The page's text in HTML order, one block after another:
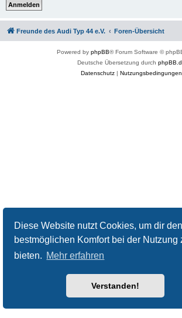
Diese Website nutzt Cookies, um dir den
bestmöglichen Komfort bei der Nutzung
bieten. Mehr erfahren
Verstanden!
Freunde des Audi Typ 44 e.V. Foren-Übersicht
Powered by phpBB® Forum Software ©
Deutsche Übersetzung durch
Datenschutz| Nutzungsbedingungen